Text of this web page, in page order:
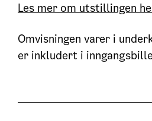
Les mer om utstillingen
Omvisningen varer i
er inkludert i